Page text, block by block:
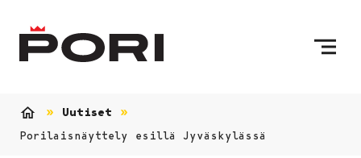
Uutiset
Porilaisnäyttely esillä Jyväskylässä